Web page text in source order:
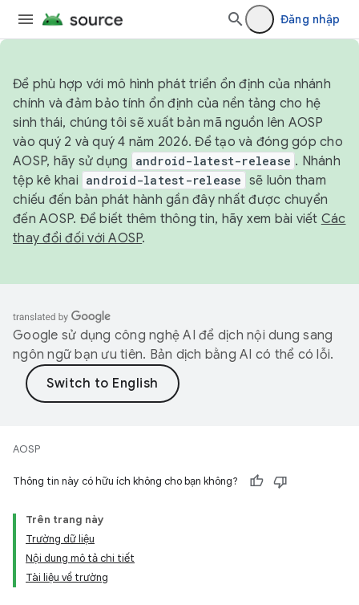
Đăng nhập
Để phù hợp với mô hình phát triển ổn định của nhánh
chính và đảm bảo tính ổn định của nền tảng cho hệ
sinh thái, chúng tôi sẽ xuất bản mã nguồn lên AOSP
vào quý 2 và quý 4 năm 2026. Để tạo và đóng góp cho
AOSP, hãy sử dụng
android-latest-release . Nhánh
tệp kê khai android-latest-release sẽ luôn tham
chiếu đến bản phát hành gần đây nhất được chuyển
đến AOSP. Để biết thêm thông tin, hãy xem bài viết Các
thay đổi đối với AOSP.
Google sử dụng công nghệ AI để dịch nội dung sang
ngôn ngữ bạn ưu tiên. Bản dịch bằng AI có thể có lỗi.
AOSP
Thông tin này có hữu ích không cho bạn không?
Trên trang này
Trường dữ liệu
Nội dung mô tả chi tiết
Tài liệu về trường